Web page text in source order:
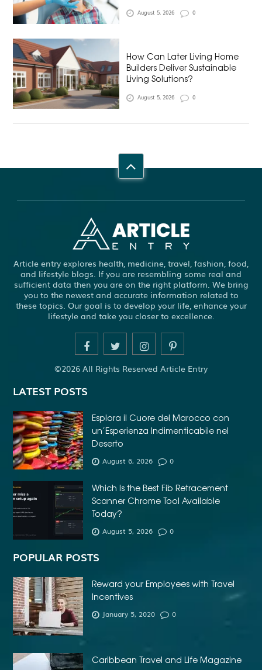
August 5, 2026 0
How Can Later Living Home
Builders Deliver Sustainable
Living Solutions?
August 5, 2026 0
Article entry explores health, medicine, travel, fashion, food,
and lifestyle blogs. If you are resembling some real and
sufficient data then you are on the right platform. We bring
you to the newest and accurate information related to
these topics. Our goal is to develop your life, enhance your
lifestyle and take you closer to excellence.
©2026 All Rights Reserved Article Entry
LATEST POSTS
Esplora il Cuore del Marocco con
un’Esperienza Indimenticabile nel
Deserto
August 6, 2026 0
Which Is the Best Fib Retracement
Scanner Chrome Tool Available
Today?
August 5, 2026 0
POPULAR POSTS
Reward your Employees with Travel
Incentives
January 5, 2020 0
Caribbean Travel and Life Magazine